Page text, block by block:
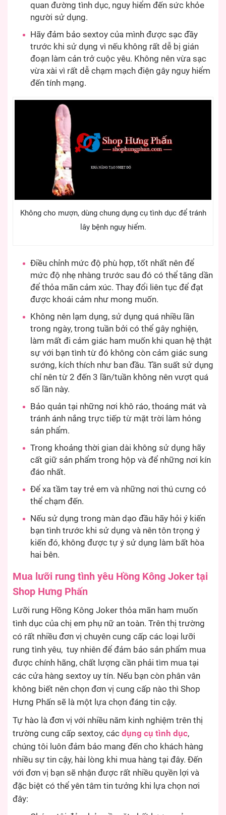
quan đường tình dục, nguy hiểm đến sức khỏe
người sử dụng.
Hãy đảm bảo sextoy của mình được sạc đầy
trước khi sử dụng vì nếu không rất dễ bị gián
đoạn làm cản trở cuộc yêu. Không nên vừa sạc
vừa xài vì rất dễ chạm mạch điện gây nguy hiểm
đến tính mạng.
Không cho mượn, dùng chung dụng cụ tình dục để tránh
lây bệnh nguy hiểm.
Điều chỉnh mức độ phù hợp, tốt nhất nên để
mức độ nhẹ nhàng trước sau đó có thể tăng dần
để thỏa mãn cảm xúc. Thay đổi liên tục để đạt
được khoái cảm như mong muốn.
Không nên lạm dụng, sử dụng quá nhiều lần
trong ngày, trong tuần bởi có thể gây nghiện,
làm mất đi cảm giác ham muốn khi quan hệ thật
sự với bạn tình từ đó không còn cảm giác sung
sướng, kích thích như ban đầu. Tần suất sử dụng
chỉ nên từ 2 đến 3 lần/tuần không nên vượt quá
số lần này.
Bảo quản tại những nơi khô ráo, thoáng mát và
tránh ánh nắng trực tiếp từ mặt trời làm hỏng
sản phẩm.
Trong khoảng thời gian dài không sử dụng hãy
cất giữ sản phẩm trong hộp và để những nơi kín
đáo nhất.
Để xa tầm tay trẻ em và những nơi thú cưng có
thể chạm đến.
Nếu sử dụng trong màn dạo đầu hãy hỏi ý kiến
bạn tình trước khi sử dụng và nên tôn trọng ý
kiến đó, không được tự ý sử dụng làm bất hòa
hai bên.
Mua lưỡi rung tình yêu Hồng Kông Joker tại
Shop Hưng Phấn
Lưỡi rung Hồng Kông Joker thỏa mãn ham muốn
tình dục của chị em phụ nữ an toàn. Trên thị trường
có rất nhiều đơn vị chuyên cung cấp các loại lưỡi
rung tình yêu, tuy nhiên để đảm bảo sản phẩm mua
được chính hãng, chất lượng cần phải tìm mua tại
các cửa hàng sextoy uy tín. Nếu bạn còn phân vân
không biết nên chọn đơn vị cung cấp nào thì Shop
Hưng Phấn sẽ là một lựa chọn đáng tin cậy.
Tự hào là đơn vị với nhiều năm kinh nghiệm trên thị
trường cung cấp sextoy, các dụng cụ tình dục,
chúng tôi luôn đảm bảo mang đến cho khách hàng
nhiều sự tin cậy, hài lòng khi mua hàng tại đây. Đến
với đơn vị bạn sẽ nhận được rất nhiều quyền lợi và
đặc biệt có thể yên tâm tin tưởng khi lựa chọn nơi
đây: